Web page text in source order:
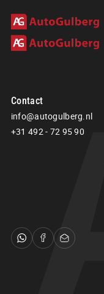
Over ons
Verkocht
Contact
Adres
Contact
info@autogulberg.nl
+31 492 - 72 95 90